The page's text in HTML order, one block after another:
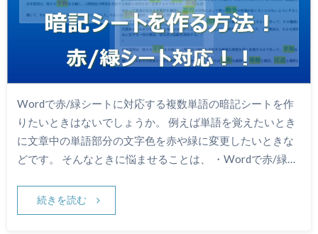
Wordで赤/緑シートに対応する複数単語の暗記シートを作
りたいときはないでしょうか。 例えば単語を覚えたいとき
に文章中の単語部分の文字色を赤や緑に変更したいときな
どです。 そんなときに悩ませることは、 ・Wordで赤/緑…
続きを読む